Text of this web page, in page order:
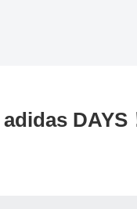
adidas